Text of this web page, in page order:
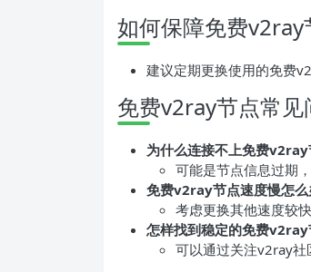
如何保障免费v2ray
建议定期更换使用的免费
免费v2ray节点常见
为什么连接不上免费v2ray
可能是节点信息过期
免费v2ray节点速度慢怎么
考虑更换其他速度较
怎样找到稳定的免费v2ray
可以通过关注v2ray社